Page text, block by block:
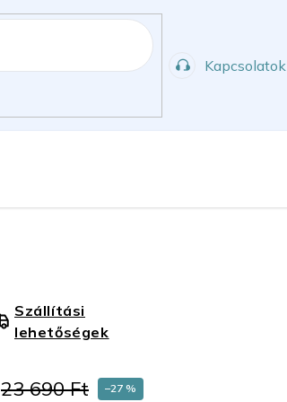
Kapcsolatok
23 690 Ft –27 %
Szállítási
lehetőségek